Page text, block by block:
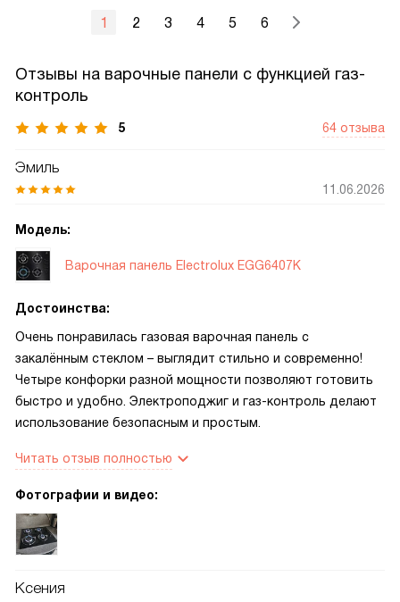
1 2 3 4 5 6
Отзывы на варочные панели с функцией газ-
контроль
5 64 отзыва
Эмиль
11.06.2026
Модель:
Варочная панель Electrolux EGG6407K
Достоинства:
Очень понравилась газовая варочная панель с
закалённым стеклом – выглядит стильно и современно!
Четыре конфорки разной мощности позволяют готовить
быстро и удобно. Электроподжиг и газ-контроль делают
использование безопасным и простым.
Читать отзыв полностью
Фотографии и видео:
Ксения